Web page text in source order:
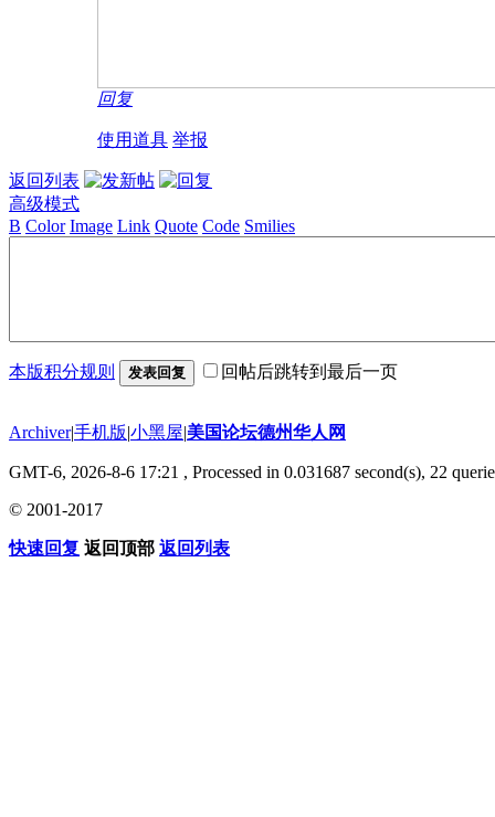
回复
使用道具 举报
返回列表
高级模式
B Color Image Link Quote Code Smilies
本版积分规则 发表回复 回帖后跳转到最后一页
Archiver|手机版|小黑屋|美国论坛德州华人网
GMT-6, 2026-8-6 17:21 , Processed in 0.031687 second(s), 22
© 2001-2017
快速回复 返回顶部 返回列表